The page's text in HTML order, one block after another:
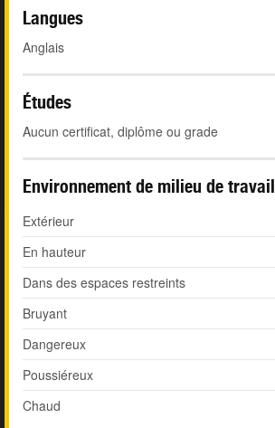
Langues
Anglais
Études
Aucun certificat, diplôme ou grade
Environnement de milieu de travail
Extérieur
En hauteur
Dans des espaces restreints
Bruyant
Dangereux
Poussiéreux
Chaud